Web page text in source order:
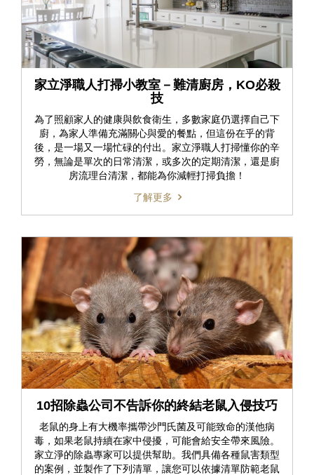
家立淨職人打掃小教室－難清廚房，KO必殺
技
為了照顧家人的健康與飲食衛生，多數家庭仍選擇自己下
廚，為家人準備充滿關心與愛的餐點，但這份在乎的背
後，是一場又一場忙碌的付出。家立淨職人打掃懂你的辛
勞，無論是單次的日常清潔，或多次的定期清潔，還是廚
房流理台清潔，都能為你減輕打掃負擔！
了解更多
10招除蟲公司不告訴你的終結老鼠入侵技巧
老鼠的身上有大機率攜帶沙門氏菌及可能致命的漢他病
毒，如果老鼠持續在家中侵擾，可能會給安全帶來風險。
家立淨的除蟲專家可以提供幫助。我們具備各種鼠害類型
的案例，並製作了下列清單，讓您可以依據清單防範老鼠